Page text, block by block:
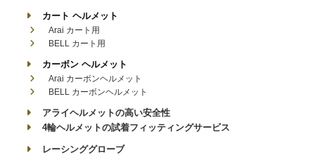
カート ヘルメット
Arai カート用
BELL カート用
カーボン ヘルメット
Arai カーボンヘルメット
BELL カーボンヘルメット
アライヘルメットの高い安全性
4輪ヘルメットの試着フィッティングサービス
レーシンググローブ